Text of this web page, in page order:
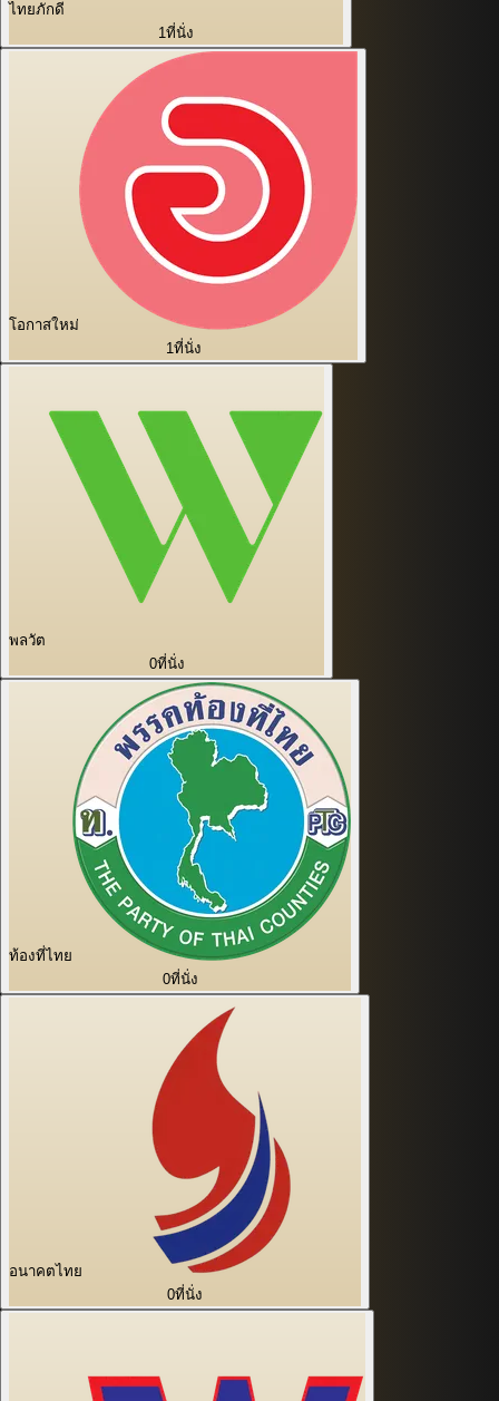
ไทยภักดี
1ที่นั่ง
โอกาสใหม่
1ที่นั่ง
พลวัต
0ที่นั่ง
ท้องที่ไทย
0ที่นั่ง
อนาคตไทย
0ที่นั่ง